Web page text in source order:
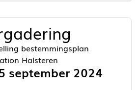
bestemmingsplan
Halsteren
september 2024